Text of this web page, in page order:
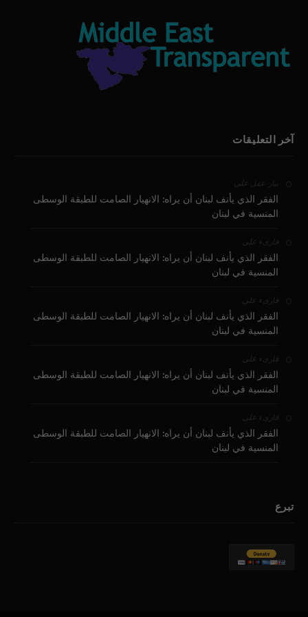
آخر التعليقات
بيار عقل على
الفقر الذي يأنف لبنان أن يراه: الانهيار الصامت للطبقة الوسطى
المنسية في لبنان
قارىء على
الفقر الذي يأنف لبنان أن يراه: الانهيار الصامت للطبقة الوسطى
المنسية في لبنان
قارىء على
الفقر الذي يأنف لبنان أن يراه: الانهيار الصامت للطبقة الوسطى
المنسية في لبنان
قارىء على
الفقر الذي يأنف لبنان أن يراه: الانهيار الصامت للطبقة الوسطى
المنسية في لبنان
قارىء على
الفقر الذي يأنف لبنان أن يراه: الانهيار الصامت للطبقة الوسطى
المنسية في لبنان
تبرع